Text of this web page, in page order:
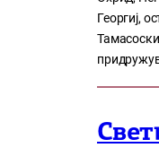
Георгиј,